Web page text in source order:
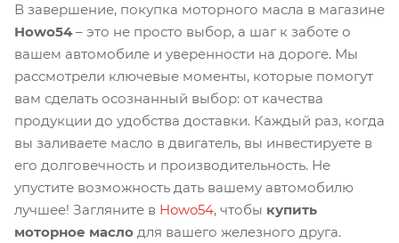
В завершение, покупка моторного масла в магазине
Howo54– это не просто выбор, а шаг к заботе о
вашем автомобиле и уверенности на дороге. Мы
рассмотрели ключевые моменты, которые помогут
вам сделать осознанный выбор: от качества
продукции до удобства доставки. Каждый раз, когда
вы заливаете масло в двигатель, вы инвестируете в
его долговечность и производительность. Не
упустите возможность дать вашему автомобилю
лучшее! Загляните в Howo54, чтобы купить
моторное масло для вашего железного друга.